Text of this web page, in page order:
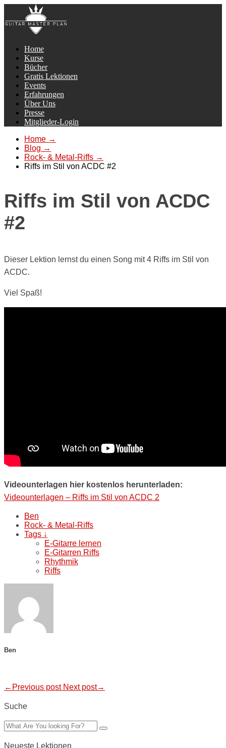
Home
Kurse
Bücher
Gratis Lektionen
Events
Erfahrungen
Über Uns
Presse
Mitglieder-Login
Home →
Blog →
Rock- & Metal-Riffs →
Riffs im Stil von ACDC #2
Riffs im Stil von ACDC
#2
Dieser Lektion lernst du einen Song mit 4 Riffs im Stil von
ACDC.
Viel Spaß!
Videounterlagen hier kostenlos herunterladen:
Videounterlagen – Riffs im Stil von ACDC 2
Ben
Rock- & Metal-Riffs
Tags ↓
E-Gitarre lernen
E-Gitarren Riffs
Rhythmik
Riffs
Ben
←Previous post Next post→
Suche
Neueste Lektionen